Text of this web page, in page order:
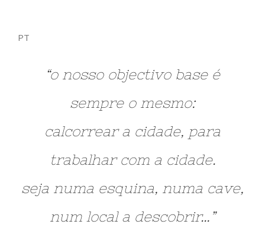
PT
“o nosso objectivo base é
sempre o mesmo:
calcorrear a cidade, para
trabalhar com a cidade.
seja numa esquina, numa cave,
num local a descobrir…”